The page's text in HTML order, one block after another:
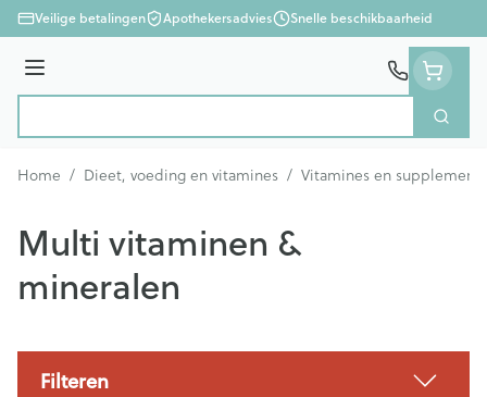
Ga naar de inhoud
Veilige betalingen Apothekersadvies Snelle beschikbaarheid
Menu
Zoek
Home / Dieet, voeding en vitamines / Vitamines en
Multi vitaminen &
mineralen
Filteren